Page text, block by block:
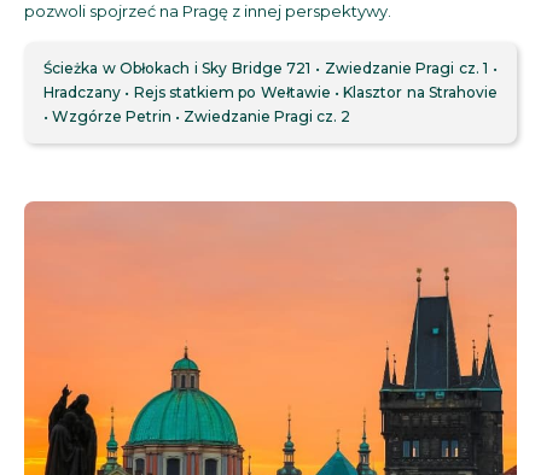
pozwoli spojrzeć na Pragę z innej perspektywy.
Ścieżka w Obłokach i Sky Bridge 721
Zwiedzanie Pragi cz. 1
Hradczany
Rejs statkiem po Wełtawie
Klasztor na Strahovie
Wzgórze Petrin
Zwiedzanie Pragi cz. 2